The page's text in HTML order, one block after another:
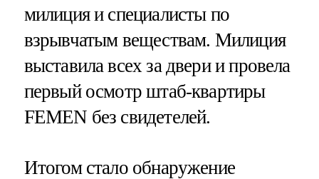
милиция и специалисты по
взрывчатым веществам. Милиция
выставила всех за двери и провела
первый осмотр штаб-квартиры
FEMEN без свидетелей.
Итогом стало обнаружение